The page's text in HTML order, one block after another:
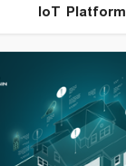
IoT Platform